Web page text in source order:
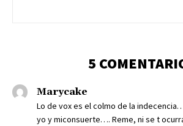
5
Marycake
Lo de vox es el colmo de la
yo y miconsuerte…. Reme, ni se t